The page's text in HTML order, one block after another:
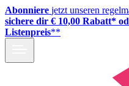
Abonniere jetzt unseren
sichere dir € 10,00 Rabatt*
Listenpreis**